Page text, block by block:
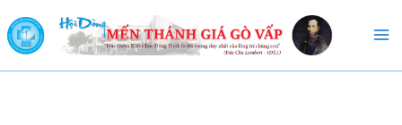
to
content